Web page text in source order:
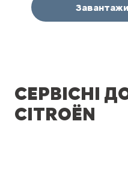
СЕРВІСНІ
CITROËN